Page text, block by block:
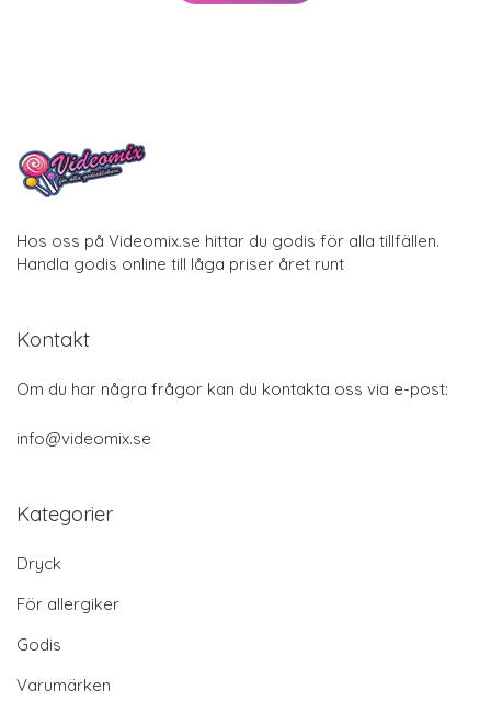
Hos oss på Videomix.se hittar du godis för alla tillfällen.
Handla godis online till låga priser året runt
Kontakt
Om du har några frågor kan du kontakta oss via e-post:
info@videomix.se
Kategorier
Dryck
För allergiker
Godis
Varumärken